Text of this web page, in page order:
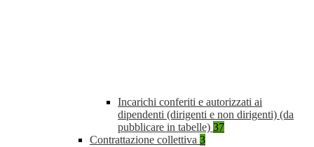
Incarichi conferiti e autorizzati ai
dipendenti (dirigenti e non dirigenti) (da
pubblicare in tabelle) 37
Contrattazione collettiva 3